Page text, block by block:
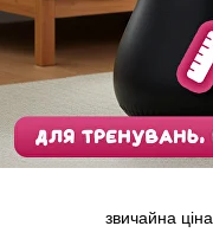
звичайна ціна